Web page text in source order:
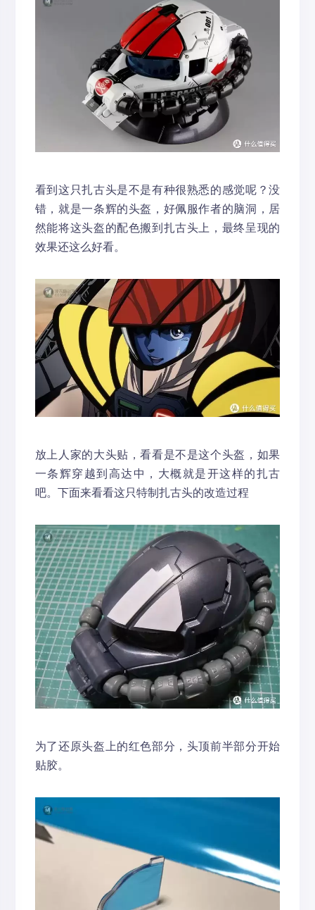
看到这只扎古头是不是有种很熟悉的感觉呢？没
错，就是一条辉的头盔，好佩服作者的脑洞，居
然能将这头盔的配色搬到扎古头上，最终呈现的
效果还这么好看。
放上人家的大头贴，看看是不是这个头盔，如果
一条辉穿越到高达中，大概就是开这样的扎古
吧。下面来看看这只特制扎古头的改造过程
为了还原头盔上的红色部分，头顶前半部分开始
贴胶。